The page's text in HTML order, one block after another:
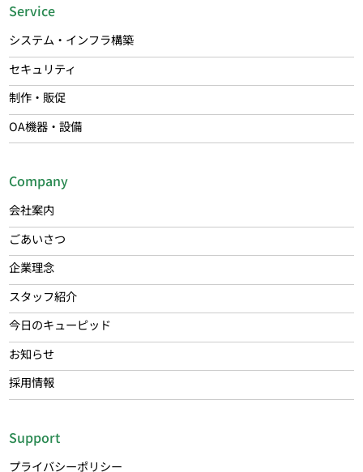
Service
システム・インフラ構築
セキュリティ
制作・販促
OA機器・設備
Company
会社案内
ごあいさつ
企業理念
スタッフ紹介
今日のキューピッド
お知らせ
採用情報
Support
プライバシーポリシー